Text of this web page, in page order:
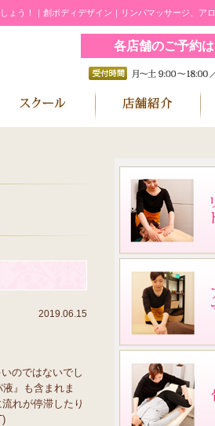
ょう！｜創ボディデザイン｜リンパマッサージ、ア
各店舗のご予約
2019.06.15
のではないでし
』も含まれま
れが停滞したり